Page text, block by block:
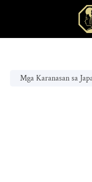
Mga Karanasan sa